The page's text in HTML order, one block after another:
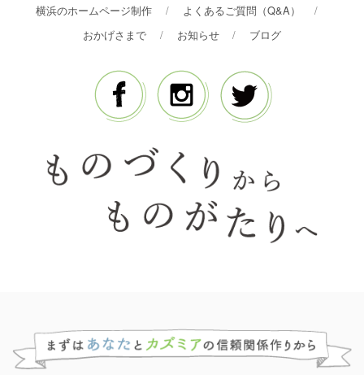
横浜のホームページ制作
よくあるご質問（Q&A）
おかげさまで
お知らせ ブログ